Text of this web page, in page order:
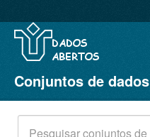
Conjuntos de dados
Organizações
Grupos
Conjuntos de dados